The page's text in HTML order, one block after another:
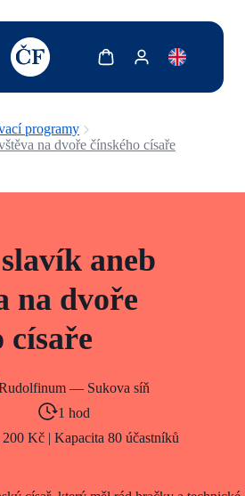
TODO: Add description for reader
Zobrazit košíkZobrazit můj účet
programy
na dvoře čínského císaře
aneb
na dvoře
císaře
— Sukova síň
1 hod
200 Kč | Kapacita 80 účastníků